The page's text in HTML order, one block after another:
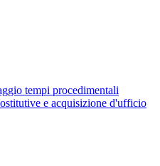
tempi procedimentali
e acquisizione d'ufficio